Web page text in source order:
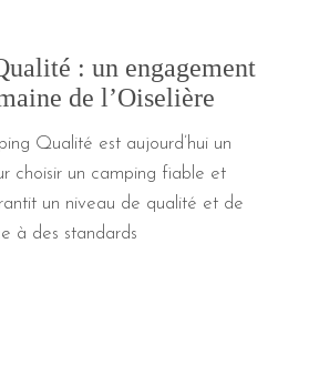
: un engagement
de l’Oiselière
Qualité est aujourd’hui un
choisir un camping fiable et
un niveau de qualité et de
à des standards